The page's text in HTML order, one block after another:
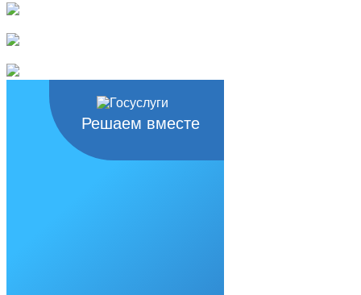
Решаем вместе